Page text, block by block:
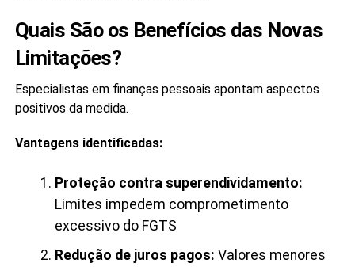
Quais São os Benefícios das Novas
Limitações?
Especialistas em finanças pessoais apontam aspectos
positivos da medida.
Vantagens identificadas:
Proteção contra superendividamento:
Limites impedem comprometimento
excessivo do FGTS
Redução de juros pagos: Valores menores